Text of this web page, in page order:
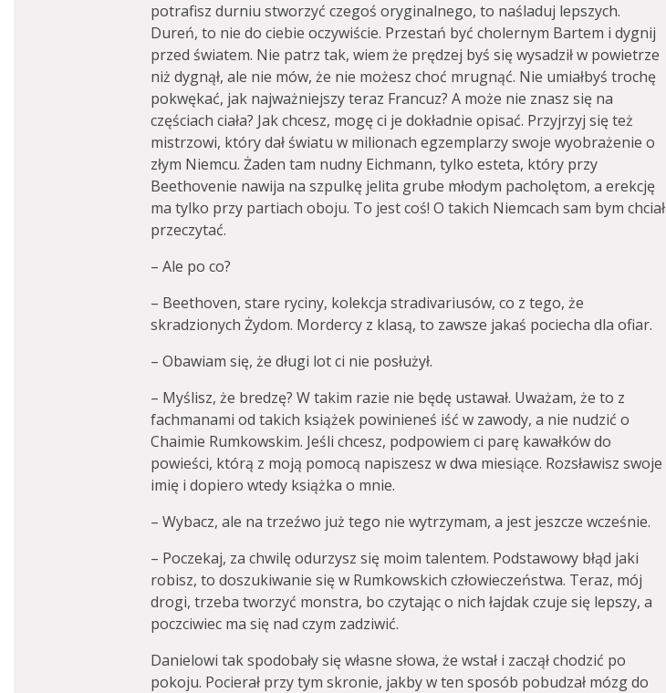
potrafisz durniu stworzyć czegoś oryginalnego, to naśladuj lepszych.
Dureń, to nie do ciebie oczywiście. Przestań być cholernym Bartem i dygnij
przed światem. Nie patrz tak, wiem że prędzej byś się wysadził w powietrze
niż dygnął, ale nie mów, że nie możesz choć mrugnąć. Nie umiałbyś trochę
pokwękać, jak najważniejszy teraz Francuz? A może nie znasz się na
częściach ciała? Jak chcesz, mogę ci je dokładnie opisać. Przyjrzyj się też
mistrzowi, który dał światu w milionach egzemplarzy swoje wyobrażenie o
złym Niemcu. Żaden tam nudny Eichmann, tylko esteta, który przy
Beethovenie nawija na szpulkę jelita grube młodym pacholętom, a erekcję
ma tylko przy partiach oboju. To jest coś! O takich Niemcach sam bym chciał
przeczytać.
– Ale po co?
– Beethoven, stare ryciny, kolekcja stradivariusów, co z tego, że
skradzionych Żydom. Mordercy z klasą, to zawsze jakaś pociecha dla ofiar.
– Obawiam się, że długi lot ci nie posłużył.
– Myślisz, że bredzę? W takim razie nie będę ustawał. Uważam, że to z
fachmanami od takich książek powinieneś iść w zawody, a nie nudzić o
Chaimie Rumkowskim. Jeśli chcesz, podpowiem ci parę kawałków do
powieści, którą z moją pomocą napiszesz w dwa miesiące. Rozsławisz swoje
imię i dopiero wtedy książka o mnie.
– Wybacz, ale na trzeźwo już tego nie wytrzymam, a jest jeszcze wcześnie.
– Poczekaj, za chwilę odurzysz się moim talentem. Podstawowy błąd jaki
robisz, to doszukiwanie się w Rumkowskich człowieczeństwa. Teraz, mój
drogi, trzeba tworzyć monstra, bo czytając o nich łajdak czuje się lepszy, a
poczciwiec ma się nad czym zadziwić.
Danielowi tak spodobały się własne słowa, że wstał i zaczął chodzić po
pokoju. Pocierał przy tym skronie, jakby w ten sposób pobudzał mózg do